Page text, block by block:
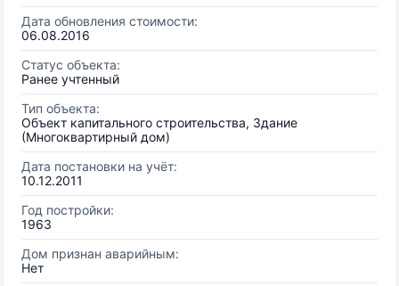
Дата обновления стоимости:
06.08.2016
Статус объекта:
Ранее учтенный
Тип объекта:
Объект капитального строительства, Здание
(Многоквартирный дом)
Дата постановки на учёт:
10.12.2011
Год постройки:
1963
Дом признан аварийным:
Нет